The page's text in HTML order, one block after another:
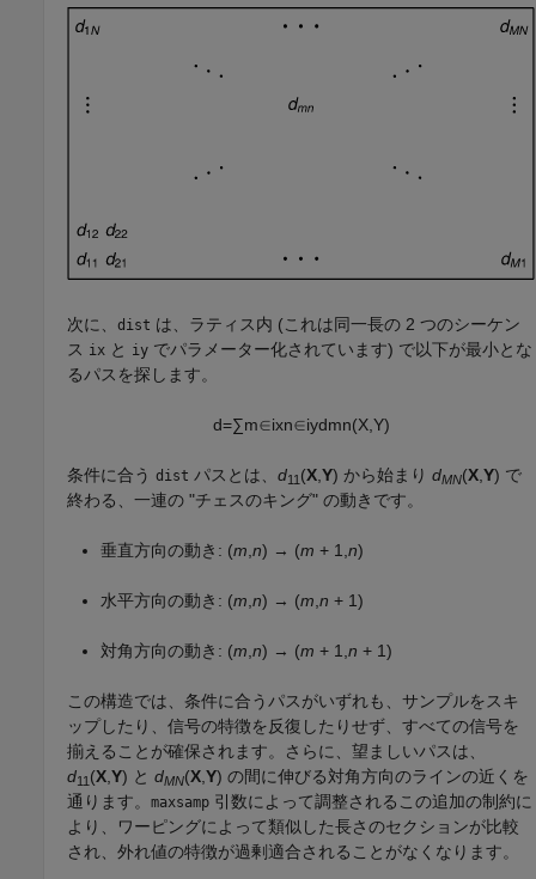
次に、dist は、ラティス内 (これは同一長の 2 つのシーケン
ス ix と iy でパラメーター化されています) で以下が最小とな
るパスを探します。
d=∑m∈ixn∈iydmn(X,Y)
条件に合うdist パスとは、d11 (X,Y) から始まりdMN(X,Y) で
終わる、一連の "チェスのキング" の動きです。
垂直方向の動き: (m,n) → (m + 1,n)
水平方向の動き: (m,n) → (m,n + 1)
対角方向の動き: (m,n) → (m + 1,n + 1)
この構造では、条件に合うパスがいずれも、サンプルをスキ
ップしたり、信号の特徴を反復したりせず、すべての信号を
揃えることが確保されます。さらに、望ましいパスは、
d11 (X,Y) とdMN(X,Y) の間に伸びる対角方向のラインの近くを
通ります。maxsamp 引数によって調整されるこの追加の制約に
より、ワーピングによって類似した長さのセクションが比較
され、外れ値の特徴が過剰適合されることがなくなります。